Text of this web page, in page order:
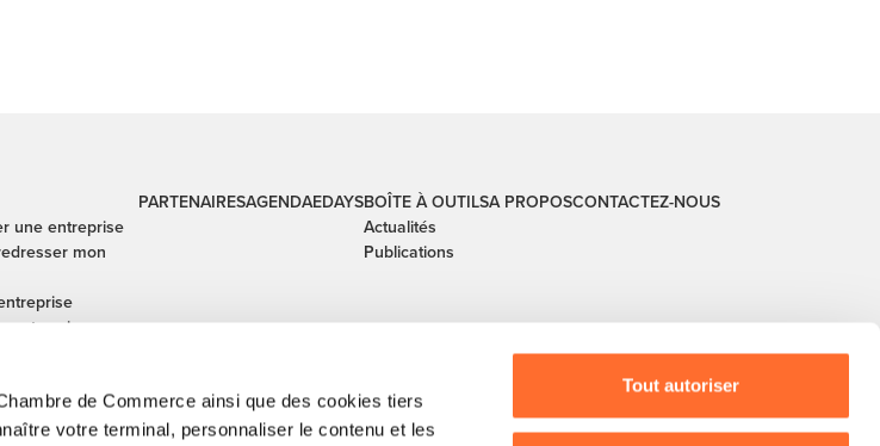
de Commerce ainsi que des cookies tiers
votre terminal, personnaliser le contenu et les
Tout autoriser
une entreprise
mon
entreprise
une
PARTENAIRESAGENDAEDAYSBOÎTE À OUTILS
Actualités
Publications
A PROPOSCONTACTEZ-NOUS